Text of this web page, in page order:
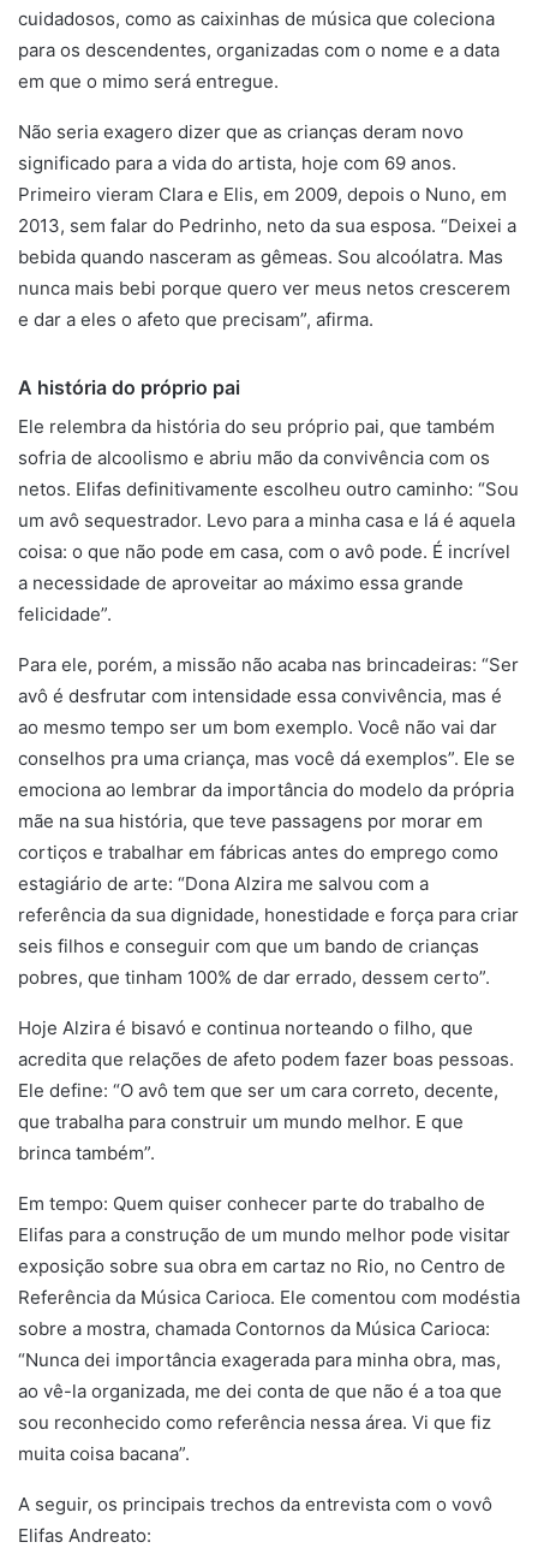
cuidadosos, como as caixinhas de música que coleciona
para os descendentes, organizadas com o nome e a data
em que o mimo será entregue.
Não seria exagero dizer que as crianças deram novo
significado para a vida do artista, hoje com 69 anos.
Primeiro vieram Clara e Elis, em 2009, depois o Nuno, em
2013, sem falar do Pedrinho, neto da sua esposa. “Deixei a
bebida quando nasceram as gêmeas. Sou alcoólatra. Mas
nunca mais bebi porque quero ver meus netos crescerem
e dar a eles o afeto que precisam”, afirma.
A história do próprio pai
Ele relembra da história do seu próprio pai, que também
sofria de alcoolismo e abriu mão da convivência com os
netos. Elifas definitivamente escolheu outro caminho: “Sou
um avô sequestrador. Levo para a minha casa e lá é aquela
coisa: o que não pode em casa, com o avô pode. É incrível
a necessidade de aproveitar ao máximo essa grande
felicidade”.
Para ele, porém, a missão não acaba nas brincadeiras: “Ser
avô é desfrutar com intensidade essa convivência, mas é
ao mesmo tempo ser um bom exemplo. Você não vai dar
conselhos pra uma criança, mas você dá exemplos”. Ele se
emociona ao lembrar da importância do modelo da própria
mãe na sua história, que teve passagens por morar em
cortiços e trabalhar em fábricas antes do emprego como
estagiário de arte: “Dona Alzira me salvou com a
referência da sua dignidade, honestidade e força para criar
seis filhos e conseguir com que um bando de crianças
pobres, que tinham 100% de dar errado, dessem certo”.
Hoje Alzira é bisavó e continua norteando o filho, que
acredita que relações de afeto podem fazer boas pessoas.
Ele define: “O avô tem que ser um cara correto, decente,
que trabalha para construir um mundo melhor. E que
brinca também”.
Em tempo: Quem quiser conhecer parte do trabalho de
Elifas para a construção de um mundo melhor pode visitar
exposição sobre sua obra em cartaz no Rio, no Centro de
Referência da Música Carioca. Ele comentou com modéstia
sobre a mostra, chamada Contornos da Música Carioca:
“Nunca dei importância exagerada para minha obra, mas,
ao vê-la organizada, me dei conta de que não é a toa que
sou reconhecido como referência nessa área. Vi que fiz
muita coisa bacana”.
A seguir, os principais trechos da entrevista com o vovô
Elifas Andreato: